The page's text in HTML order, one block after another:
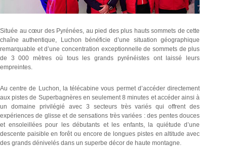
Située au cœur des Pyrénées, au pied des plus hauts sommets de cette
chaîne authentique, Luchon bénéficie d’une situation géographique
remarquable et d’une concentration exceptionnelle de sommets de plus
de 3 000 mètres où tous les grands pyrénéistes ont laissé leurs
empreintes.
Au centre de Luchon, la télécabine vous permet d’accéder directement
aux pistes de Superbagnères en seulement 8 minutes et accéder ainsi à
un domaine privilégié avec 3 secteurs très variés qui offrent des
expériences de glisse et de sensations très variées : des pentes douces
et ensoleillées pour les débutants et les enfants, la quiétude d’une
descente paisible en forêt ou encore de longues pistes en altitude avec
des grands dénivelés dans un superbe décor de haute montagne.